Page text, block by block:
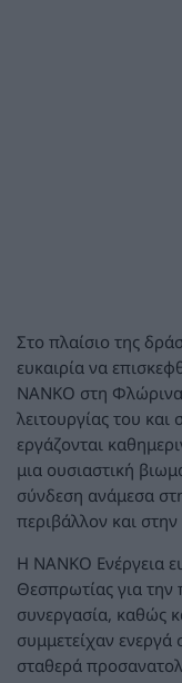
Στο πλαίσιο της
ευκαιρία να
NANKO στη
λειτουργίας του
εργάζονται
μια ουσιαστική
σύνδεση ανάμεσα
περιβάλλον και
Η NANKO Ενέργεια
Θεσπρωτίας για
συνεργασία, καθώς
συμμετείχαν ενεργά
σταθερά